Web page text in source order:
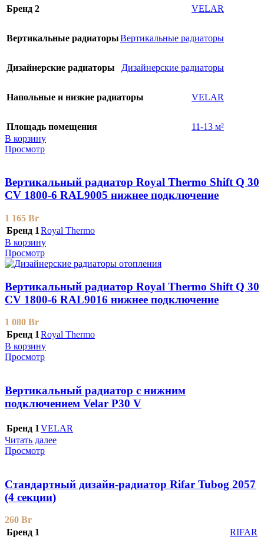
Бренд 2 VELAR
Вертикальные радиаторыВертикальные радиаторы
Дизайнерские радиаторы Дизайнерские радиаторы
Напольные и низкие радиаторы VELAR
Площадь помещения
11-13 м²
В корзину
Просмотр
Вертикальный радиатор Royal Thermo Shift Q 30
CV 1800-6 RAL9005 нижнее подключение
1 165 Br
Бренд 1 Royal Thermo
В корзину
Просмотр
Вертикальный радиатор Royal Thermo Shift Q 30
CV 1800-6 RAL9016 нижнее подключение
1 080 Br
Бренд 1Royal Thermo
В корзину
Просмотр
Вертикальный радиатор с нижним
подключением Velar P30 V
Бренд 1 VELAR
Читать далее
Просмотр
Стандартный дизайн-радиатор Rifar Tubog 2057
(4 секции)
260 Br
Бренд 1
RIFAR